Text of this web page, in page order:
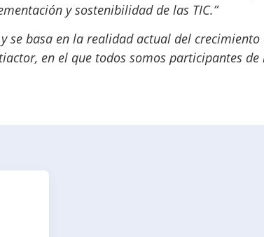
y sostenibilidad de las TIC.”
se basa en la realidad actual del crecimiento
en el que todos somos participantes